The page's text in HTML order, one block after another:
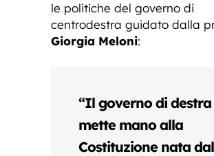
le politiche del governo di
centrodestra guidato dalla
Giorgia Meloni:
“Il governo di destra
mette mano alla
Costituzione nata